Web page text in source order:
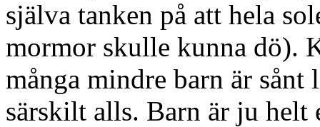
själva tanken på att hela
mormor skulle kunna dö).
många mindre barn är
särskilt alls. Barn är ju